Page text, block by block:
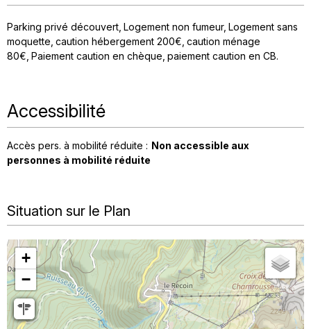
Parking privé découvert Logement non fumeur Logement sans
moquette caution hébergement 200€ caution ménage
80€ Paiement caution en chèque paiement caution en CB
Accessibilité
Accès pers. à mobilité réduite : Non accessible aux
personnes à mobilité réduite
Situation sur le Plan
+
−